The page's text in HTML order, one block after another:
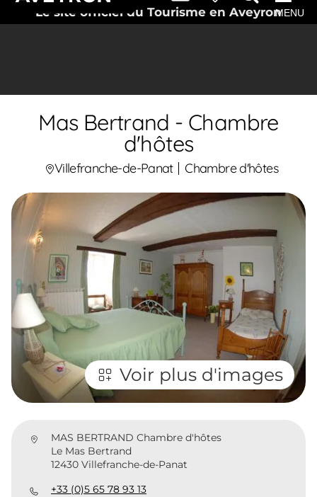
Le site officiel du Tourisme en AveyronMENU
Mas Bertrand - Chambre
d'hôtes
Villefranche-de-Panat Chambre d'hôtes
Voir plus d'images
MAS BERTRAND Chambre d'hôtes
Le Mas Bertrand
12430 Villefranche-de-Panat
+33 (0)5 65 78 93 13